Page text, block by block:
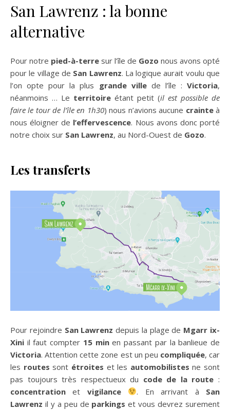
San Lawrenz : la bonne
alternative
Pour notre pied-à-terre sur l’île de Gozo nous avons opté
pour le village de San Lawrenz. La logique aurait voulu que
l’on opte pour la plus grande villede l’île :Victoria,
néanmoins … Le territoire étant petit (il est possible de
faire le tour de l’île en 1h30) nous n’avions aucune crainteà
nous éloigner de l’effervescence. Nous avons donc porté
notre choix sur San Lawrenz, au Nord-Ouest de Gozo.
Les transferts
Pour rejoindre San Lawrenz depuis la plage de Mgarr ix-
Xini il faut compter 15 minen passant par la banlieue de
Victoria. Attention cette zone est un peu compliquée, car
les routes sont étroites et les automobilistes ne sont
pas toujours très respectueux du code de la route :
concentration et vigilance . En arrivant à San
Lawrenz il y a peu de parkings et vous devrez surement